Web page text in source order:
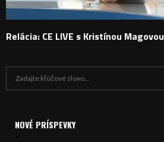
Relácia: CE LIVE s Kristínou Magovou
NOVÉ PRÍSPEVKY